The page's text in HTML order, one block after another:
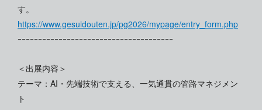
す。
https://www.gesuidouten.jp/pg2026/mypage/entry_form.php
ｰｰｰｰｰｰｰｰｰｰｰｰｰｰｰｰｰｰｰｰｰｰｰｰｰｰｰｰｰｰｰｰｰｰｰｰｰｰ
＜出展内容＞
テーマ：AI・先端技術で支える、一気通貫の管路マネジメン
ト